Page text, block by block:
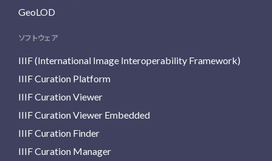
GeoLOD
ソフトウェア
IIIF (International Image Interoperability Framework)
IIIF Curation Platform
IIIF Curation Viewer
IIIF Curation Viewer Embedded
IIIF Curation Finder
IIIF Curation Manager